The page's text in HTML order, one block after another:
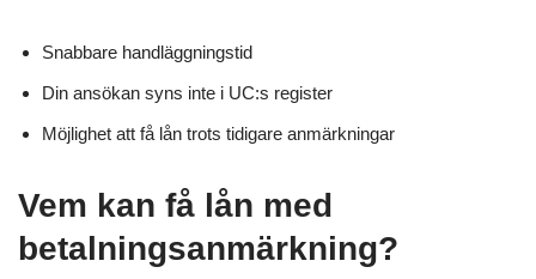
Snabbare handläggningstid
Din ansökan syns inte i UC:s register
Möjlighet att få lån trots tidigare anmärkningar
Vem kan få lån med
betalningsanmärkning?